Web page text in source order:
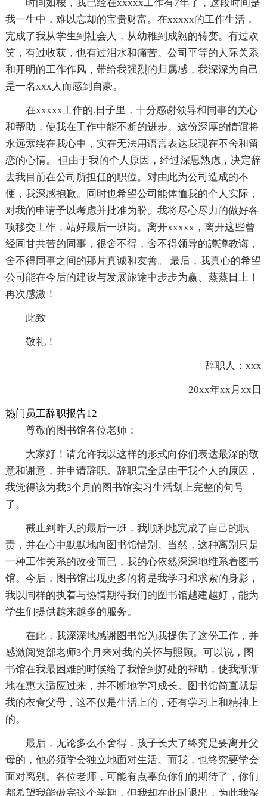
时间如梭，我已经在xxxxx工作有7年了，这段时间是
我一生中，难以忘却的宝贵财富。在xxxxx的工作生活，
完成了我从学生到社会人，从幼稚到成熟的转变。有过欢
笑，有过收获，也有过泪水和痛苦。公司平等的人际关系
和开明的工作作风，带给我强烈的归属感，我深深为自己
是一名xxx人而感到自豪。
在xxxxx工作的.日子里，十分感谢领导和同事的关心
和帮助，使我在工作中能不断的进步。这份深厚的情谊将
永远萦绕在我心中，实在无法用语言表达我现在不舍和留
恋的心情。 但由于我的个人原因，经过深思熟虑，决定辞
去我目前在公司所担任的职位。对由此为公司造成的不
便，我深感抱歉。同时也希望公司能体恤我的个人实际，
对我的申请予以考虑并批准为盼。我将尽心尽力的做好各
项移交工作，站好最后一班岗。离开xxxxx，离开这些曾
经同甘共苦的同事，很舍不得，舍不得领导的譐譐教诲，
舍不得同事之间的那片真诚和友善。 最后，我真心的希望
公司能在今后的建设与发展旅途中步步为赢、蒸蒸日上！
再次感激！
此致
敬礼！
辞职人：xxx
20xx年xx月xx日
热门员工辞职报告12
尊敬的图书馆各位老师：
大家好！请允许我以这样的形式向你们表达最深的敬
意和谢意，并申请辞职。辞职完全是由于我个人的原因，
我觉得该为我3个月的图书馆实习生活划上完整的句号
了。
截止到昨天的最后一班，我顺利地完成了自己的职
责，并在心中默默地向图书馆惜别。当然，这种离别只是
一种工作关系的改变而已，我的心依然深深地维系着图书
馆。今后，图书馆出现更多的将是我学习和求索的身影，
我以同样的执着与热情期待我们的图书馆越建越好，能为
学生们提供越来越多的服务。
在此，我深深地感谢图书馆为我提供了这份工作，并
感激阅览部老师3个月来对我的关怀与照顾。可以说，图
书馆在我最困难的时候给了我恰到好处的帮助，使我渐渐
地在惠大适应过来，并不断地学习成长。图书馆简直就是
我的衣食父母，这不仅是生活上的，还有学习上和精神上
的。
最后，无论多么不舍得，孩子长大了终究是要离开父
母的，他必须学会独立地面对生活。而我，也终究要学会
面对离别。各位老师，可能有点辜负你们的期待了，你们
都希望我能做完这个学期，但我却在此时退出，为此我深